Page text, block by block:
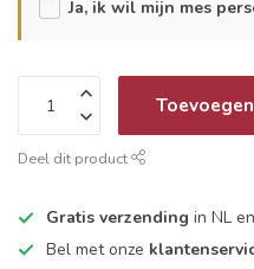
Ja, ik wil mijn mes
Deel dit product
Gratis verzending in NL
Bel met onze